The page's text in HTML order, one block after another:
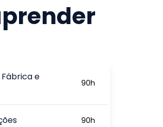
e
90h
90h